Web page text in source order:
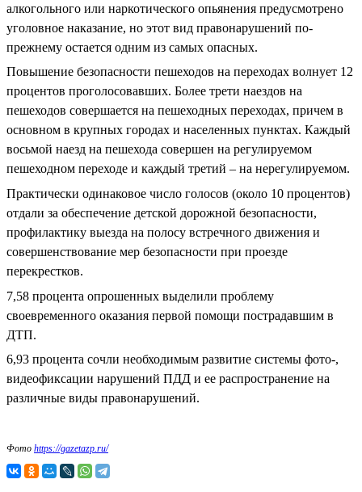
алкогольного или наркотического опьянения предусмотрено
уголовное наказание, но этот вид правонарушений по-
прежнему остается одним из самых опасных.
Повышение безопасности пешеходов на переходах волнует 12
процентов проголосовавших. Более трети наездов на
пешеходов совершается на пешеходных переходах, причем в
основном в крупных городах и населенных пунктах. Каждый
восьмой наезд на пешехода совершен на регулируемом
пешеходном переходе и каждый третий – на нерегулируемом.
Практически одинаковое число голосов (около 10 процентов)
отдали за обеспечение детской дорожной безопасности,
профилактику выезда на полосу встречного движения и
совершенствование мер безопасности при проезде
перекрестков.
7,58 процента опрошенных выделили проблему
своевременного оказания первой помощи пострадавшим в
ДТП.
6,93 процента сочли необходимым развитие системы фото-,
видеофиксации нарушений ПДД и ее распространение на
различные виды правонарушений.
Фото https://gazetazp.ru/